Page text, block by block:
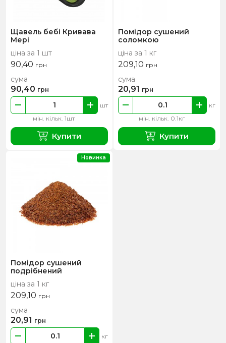
Щавель бебі Кривава
Мері
ціна за 1 шт
90,40 грн
мін. кільк. 1шт
шт
сума
90,40 грн
Купити
Помідор сушений
соломкою
ціна за 1 кг
209,10 грн
мін. кільк. 0.1кг
кг
сума
20,91 грн
Купити
Помідор сушений
подрібнений
ціна за 1 кг
209,10 грн
кг
сума
20,91 грн
Новинка